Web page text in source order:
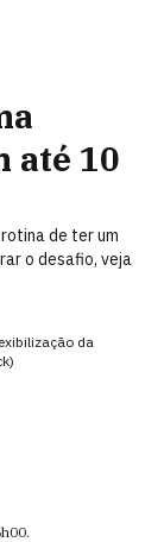
até 10
de ter um
o desafio, veja
da
.